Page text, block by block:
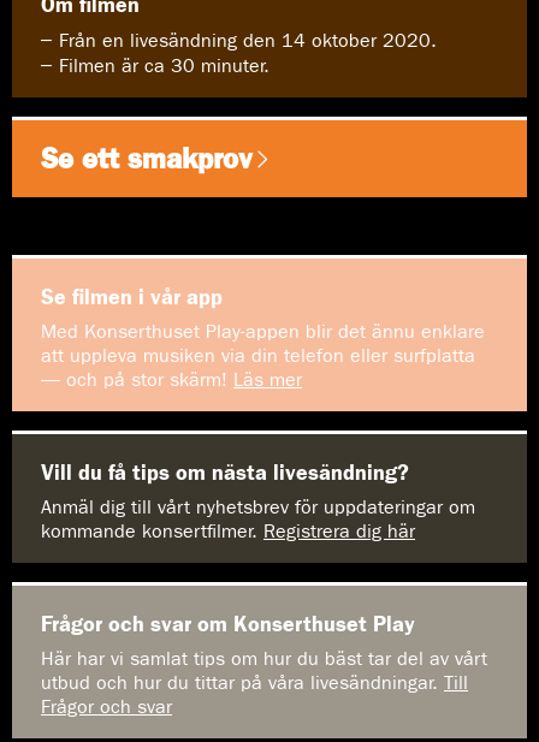
Från en livesändning den 14 oktober 2020.
Filmen är ca 30 minuter.
Se ett smakprov
Se filmen i vår app
Med Konserthuset Play-appen blir det ännu enklare
att uppleva musiken via din telefon eller surfplatta
— och på stor skärm! Läs mer
Vill du få tips om nästa livesändning?
Anmäl dig till vårt nyhetsbrev för uppdateringar om
kommande konsertfilmer. Registrera dig här
Frågor och svar om Konserthuset Play
Här har vi samlat tips om hur du bäst tar del av vårt
utbud och hur du tittar på våra livesändningar. Till
Frågor och svar